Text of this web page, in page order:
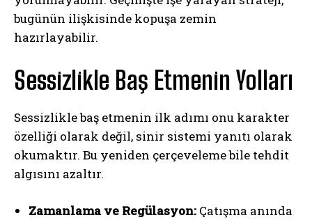
bugünün ilişkisinde kopuşa zemin
hazırlayabilir.
Sessizlikle Baş Etmenin Yolları
Sessizlikle baş etmenin ilk adımı onu karakter
özelliği olarak değil, sinir sistemi yanıtı olarak
okumaktır. Bu yeniden çerçeveleme bile tehdit
algısını azaltır.
Zamanlama ve Regülasyon: Çatışma anında